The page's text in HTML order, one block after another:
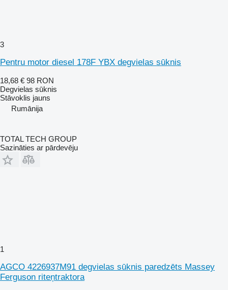
3
Pentru motor diesel 178F YBX degvielas sūknis
18,68 € 98 RON
Degvielas sūknis
Stāvoklis jauns
Rumānija
TOTAL TECH GROUP
Sazināties ar pārdevēju
1
AGCO 4226937M91 degvielas sūknis paredzēts Massey
Ferguson riteņtraktora